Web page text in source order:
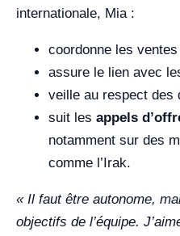
internationale, Mia :
coordonne les
assure le lien avec
veille au respect des
suit les appels
notamment sur des
comme l’Irak.
« Il faut être autonome,
objectifs de l’équipe.